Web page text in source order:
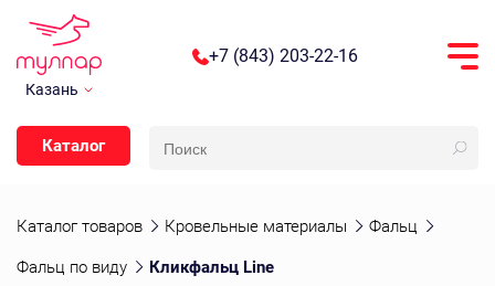
Казань
+7 (843) 203-22-16
Каталог
Каталог товаров Кровельные материалы Фальц
Фальц по виду Кликфальц Line